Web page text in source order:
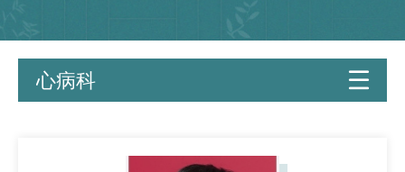
心病科 